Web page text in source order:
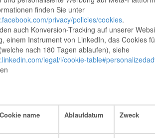
finden Sie unter
privacy/policies/cookies.
auch Konversion-Tracking auf unserer
einem Instrument von LinkedIn, das Cookies
nach 180 Tagen ablaufen), siehe
legal/l/cookie-
Cookie name Ablaufdatum Zweck